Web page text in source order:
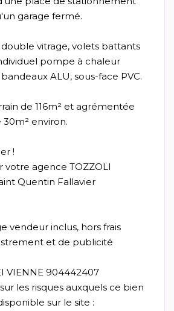
garage fermé.
double vitrage, volets battants
pompe à chaleur
ALU, sous-face PVC.
de 116m² et agrémentée
environ.
!
votre agence TOZZOLI
Quentin Fallavier
vendeur inclus, hors frais
et de publicité
VIENNE 904442407
les risques auxquels ce bien
sur le site :